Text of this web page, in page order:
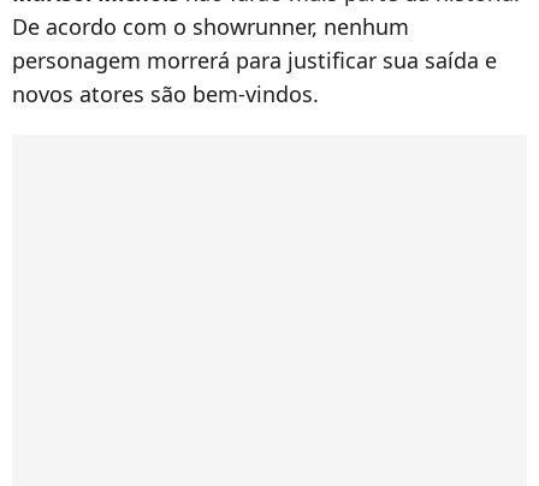
De acordo com o showrunner, nenhum
personagem morrerá para justificar sua saída e
novos atores são bem-vindos.